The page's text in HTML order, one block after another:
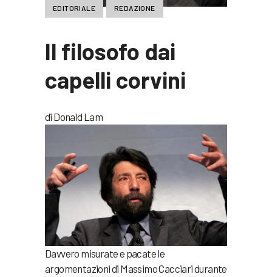
EDITORIALE REDAZIONE
Il filosofo dai
capelli corvini
di Donald Lam
Davvero misurate e pacate le
argomentazioni di Massimo Cacciari durante